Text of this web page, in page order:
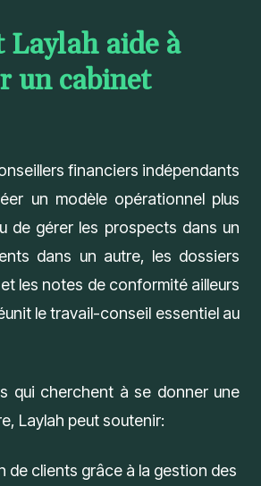
Laylah aide à
un cabinet
financiers indépendants
un modèle opérationnel plus
de gérer les prospects dans un
dans un autre, les dossiers
les notes de conformité ailleurs
le travail-conseil essentiel au
qui cherchent à se donner une
Laylah peut soutenir:
de clients grâce à la gestion des